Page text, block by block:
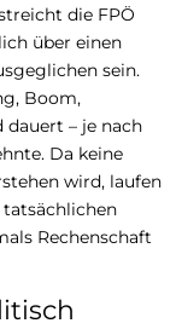
die FPÖ
über einen
sein.
Boom,
dauert – je nach
Da keine
wird, laufen
Rechenschaft